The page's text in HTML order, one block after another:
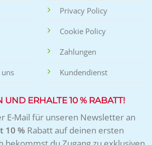
Privacy Policy
Cookie Policy
Zahlungen
Kundendienst
ERHALTE 10 % RABATT!
E-Mail für unseren Newsletter an
10 % Rabatt auf deinen ersten